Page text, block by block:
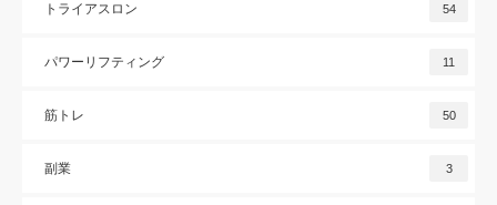
トライアスロン 54
パワーリフティング 11
筋トレ 50
副業 3